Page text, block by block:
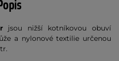
jsou nižší kotníkovou obuví
a nylonové textilie určenou